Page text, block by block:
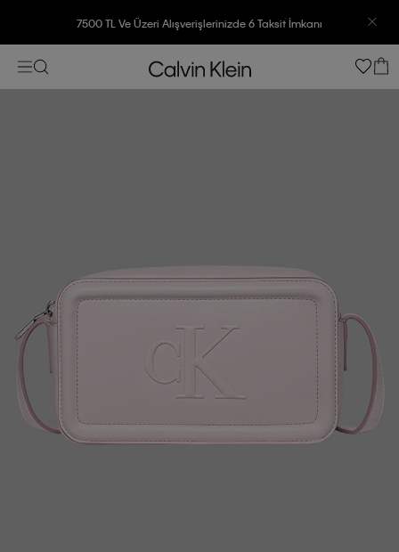
7500 TL Ve Üzeri Alışverişlerinizde 6 Taksit İmkanı